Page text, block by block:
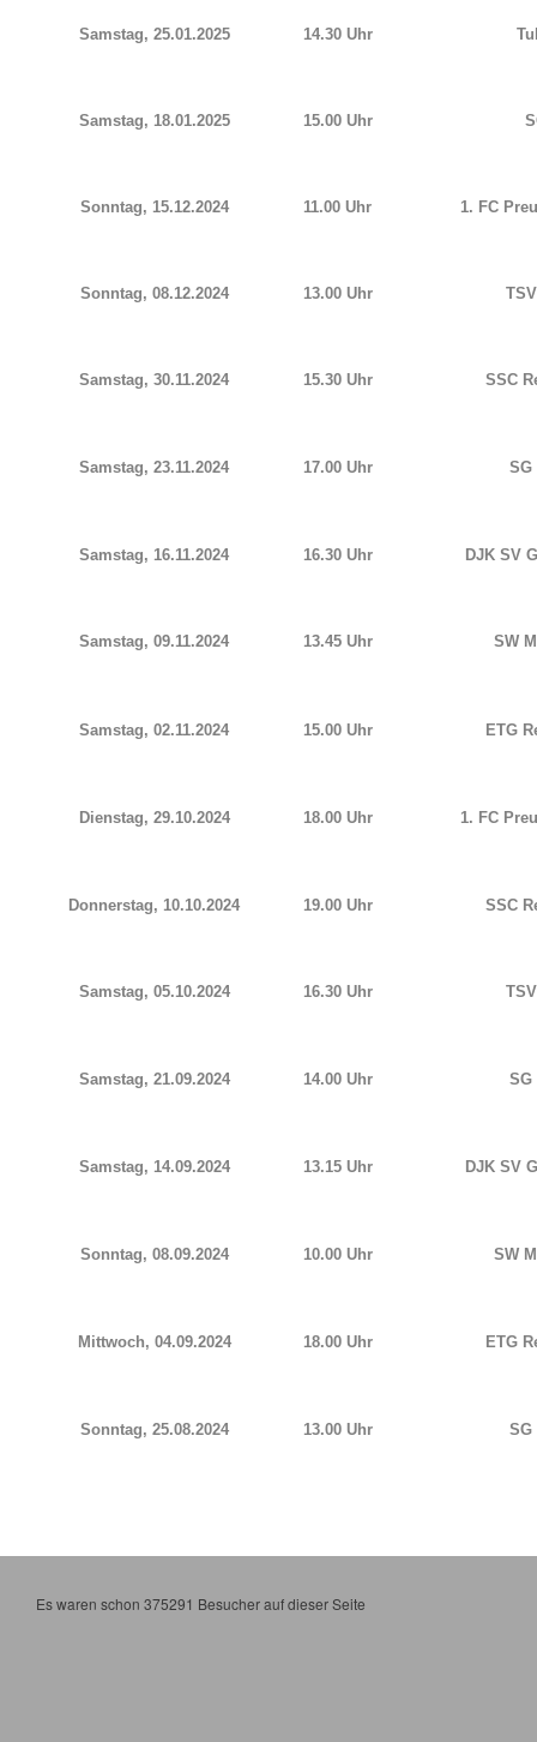
Samstag, 25.01.2025 14.30 Uhr
Samstag, 18.01.2025 15.00 Uhr
Sonntag, 15.12.2024 11.00 Uhr 1. FC
Sonntag, 08.12.2024 13.00 Uhr
Samstag, 30.11.2024 15.30 Uhr SSC
Samstag, 23.11.2024 17.00 Uhr SG
Samstag, 16.11.2024 16.30 Uhr DJK SV
Samstag, 09.11.2024 13.45 Uhr SW
Samstag, 02.11.2024 15.00 Uhr ETG
Dienstag, 29.10.2024 18.00 Uhr 1. FC
Donnerstag, 10.10.2024 19.00 Uhr SSC
Samstag, 05.10.2024 16.30 Uhr
Samstag, 21.09.2024 14.00 Uhr SG
Samstag, 14.09.2024 13.15 Uhr DJK SV
Sonntag, 08.09.2024 10.00 Uhr SW
Mittwoch, 04.09.2024 18.00 Uhr ETG
Sonntag, 25.08.2024 13.00 Uhr SG
Es waren schon 375291 Besucher auf dieser Seite